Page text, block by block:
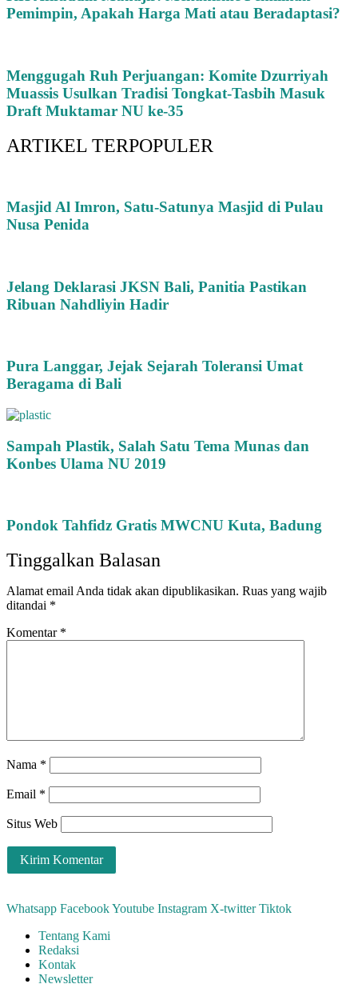
Pemimpin, Apakah Harga Mati atau Beradaptasi?
Menggugah Ruh Perjuangan: Komite Dzurriyah
Muassis Usulkan Tradisi Tongkat-Tasbih Masuk
Draft Muktamar NU ke-35
ARTIKEL TERPOPULER
Masjid Al Imron, Satu-Satunya Masjid di Pulau
Nusa Penida
Jelang Deklarasi JKSN Bali, Panitia Pastikan
Ribuan Nahdliyin Hadir
Pura Langgar, Jejak Sejarah Toleransi Umat
Beragama di Bali
Sampah Plastik, Salah Satu Tema Munas dan
Konbes Ulama NU 2019
Pondok Tahfidz Gratis MWCNU Kuta, Badung
Tinggalkan Balasan
Alamat email Anda tidak akan dipublikasikan. Ruas yang wajib
ditandai *
Komentar *
Nama *
Email *
Situs Web
Whatsapp FacebookYoutube Instagram X-twitter Tiktok
Tentang Kami
Redaksi
Kontak
Newsletter